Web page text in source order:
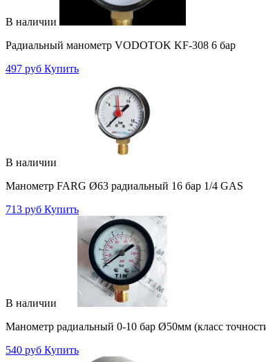
В наличии
Радиальный манометр VODOTOK KF-308 6 бар
497 руб Купить
В наличии
Манометр FARG Ø63 радиальный 16 бар 1/4 GAS
713 руб Купить
В наличии
Манометр радиальный 0-10 бар Ø50мм (класс
540 руб Купить